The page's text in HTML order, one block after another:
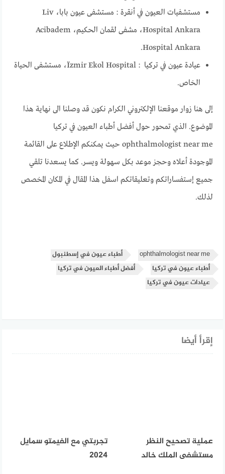
مستشفيات العيون في أنقرة : مستشفى عيون بابا، Liv
Hospital Ankara، مشفى لقمان الحكيم، Acibadem
Hospital Ankara.
عيادة عيون في تركيا : Ïzmir Ekol Hospital، مستشفى الحياة
الخاص.
إلى هنا زوار موقعنا الإلكتروني الكرام نكون قد وصلنا الى نهاية هذا
الموضوع. الذي تمحور حول أفضل أطباء العيون في تركيا
ophthalmologist near me حيث يمكنكم الإطلاع على القائمة
الموجودة أعلاه وحجز موعد بكل سهولة ويسر. كما يسعدنا تلقي
جميع إستفساراتكم وتعليقاتكم اسفل هذا المقال في المكان المخصص
لذلك.
ophthalmologist near me
أطباء عيون في إسطنبول
أطباء عيون في تركيا
أفضل أطباء العيون في تركيا
عيادات عيون في تركيا
إقرأ أيضا
عملية تصحيح النظر
مستشفى الملك خالد
تجربتي مع الفيمتو سمايل
2024